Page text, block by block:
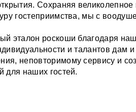
Сохраняя великолепное
гостеприимства, мы с
эталон роскоши благодаря
и талантов дам и
неповторимому сервису и
для наших гостей.